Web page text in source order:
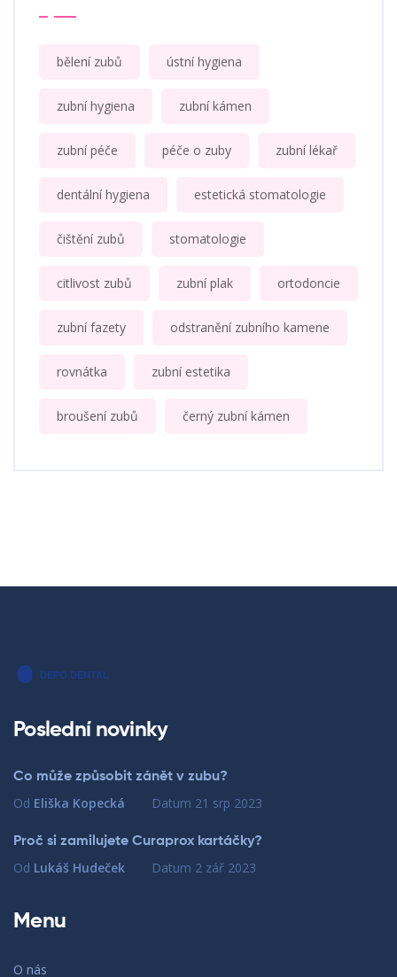
bělení zubů ústní hygiena
zubní hygiena zubní kámen
zubní péče péče o zuby zubní lékař
dentální hygiena estetická stomatologie
čištění zubů stomatologie
citlivost zubů zubní plak ortodoncie
zubní fazety odstranění zubního kamene
rovnátka zubní estetika
broušení zubů černý zubní kámen
Poslední novinky
Co může způsobit zánět v zubu?
Od Eliška Kopecká Datum 21 srp 2023
Proč si zamilujete Curaprox kartáčky?
Od Lukáš Hudeček Datum 2 zář 2023
Menu
O nás